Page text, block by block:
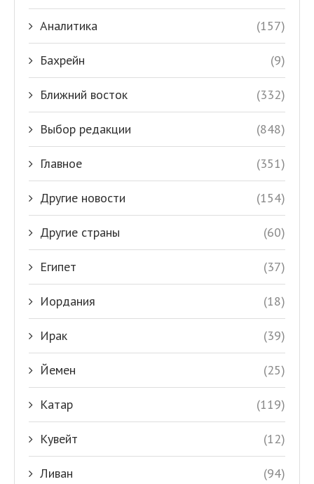
Аналитика (157)
Бахрейн (9)
Ближний восток (332)
Выбор редакции (848)
Главное (351)
Другие новости (154)
Другие страны (60)
Египет (37)
Иордания (18)
Ирак (39)
Йемен (25)
Катар (119)
Кувейт (12)
Ливан (94)